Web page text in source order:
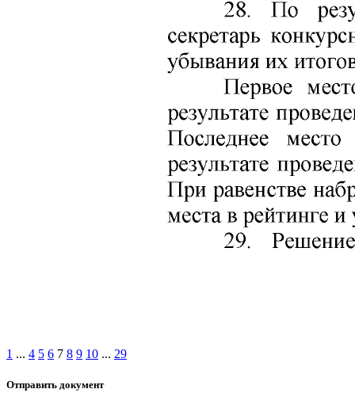
1 ... 4 5 6 7 8 9 10 ... 29
Отправить документ